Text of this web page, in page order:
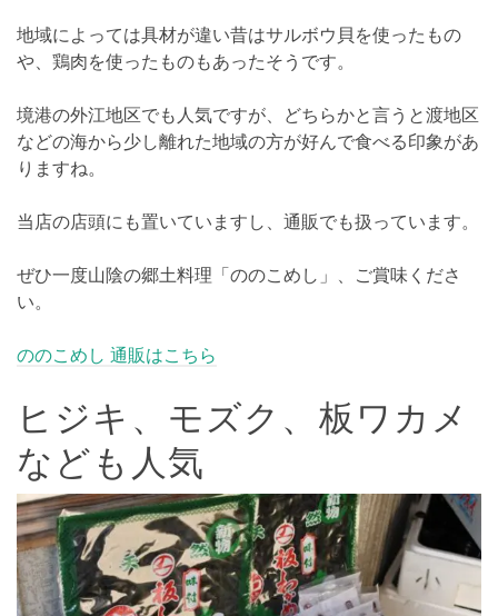
地域によっては具材が違い昔はサルボウ貝を使ったもの
や、鶏肉を使ったものもあったそうです。
境港の外江地区でも人気ですが、どちらかと言うと渡地区
などの海から少し離れた地域の方が好んで食べる印象があ
りますね。
当店の店頭にも置いていますし、通販でも扱っています。
ぜひ一度山陰の郷土料理「ののこめし」、ご賞味くださ
い。
ののこめし 通販はこちら
ヒジキ、モズク、板ワカメ
なども人気